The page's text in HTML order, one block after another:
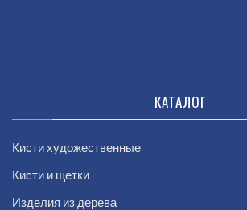
КАТАЛОГ
Кисти художественные
Кисти и щетки
Изделия из дерева